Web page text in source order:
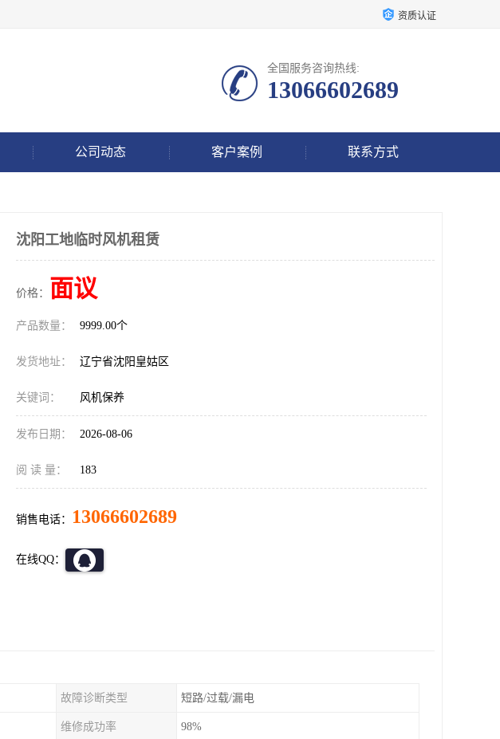
资质认证
全国服务咨询热线:
13066602689
公司动态 客户案例 联系方式
沈阳工地临时风机租赁
价格： 面议
产品数量： 9999.00个
发货地址： 辽宁省沈阳皇姑区
关键词： 风机保养
发布日期： 2026-08-06
阅 读 量： 183
销售电话： 13066602689
在线QQ：
故障诊断类型 短路/过载/漏电
维修成功率 98%